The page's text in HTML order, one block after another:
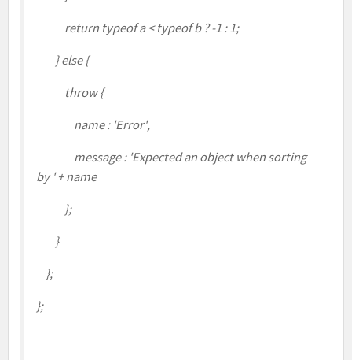
return typeof a < typeof b ? -1 : 1;
} else {
throw {
name : 'Error',
message : 'Expected an object when sorting
by ' + name
};
}
};
};